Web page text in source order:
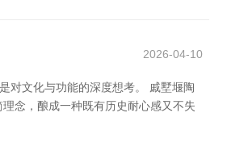
2026-04-10
对文化与功能的深度想考。 戚墅堰陶
念，酿成一种既有历史耐心感又不失